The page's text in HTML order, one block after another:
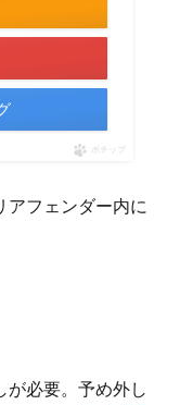
ポチップ
アフェンダー内に
が必要。予め外し